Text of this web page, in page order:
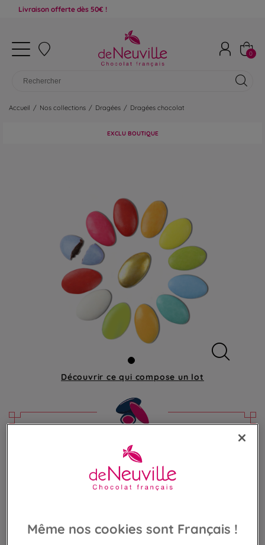
offerte dès 50€ !
0
Accueil / Nos collections / Dragées / Dragées chocolat
EXCLU BOUTIQUE
Découvrir ce qui compose un lot
Dragées chocolat
Chocolat noir 70% enrobé de sucre coloré
Même nos cookies sont Français !